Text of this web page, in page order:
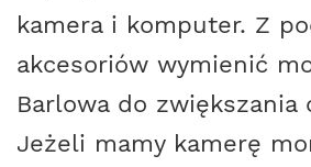
kamera i komputer. Z
akcesoriów wymienić
Barlowa do zwiększania
Jeżeli mamy kamerę